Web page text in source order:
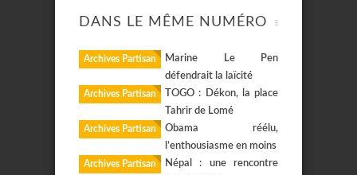
DANS LE MÊME NUMÉRO
Archives Partisan
Marine Le Pen
défendrait la laïcité
Archives Partisan
TOGO : Dékon, la place
Tahrir de Lomé
Archives Partisan
Obama réélu,
l’enthousiasme en moins
Archives Partisan
Népal : une rencontre